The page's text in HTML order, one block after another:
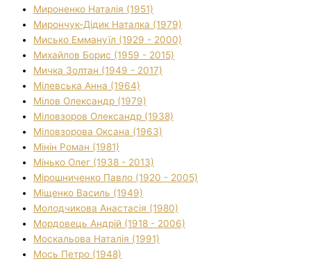
Мироненко Наталія (1951)
Мирончук-Дідик Наталка (1979)
Мисько Еммануїл (1929 - 2000)
Михайлов Борис (1959 - 2015)
Мичка Золтан (1949 - 2017)
Мілевська Анна (1964)
Мілов Олександр (1979)
Міловзоров Олександр (1938)
Міловзорова Оксана (1963)
Мінін Роман (1981)
Мінько Олег (1938 - 2013)
Мірошниченко Павло (1920 - 2005)
Міщенко Василь (1949)
Молодчикова Анастасія (1980)
Мордовець Андрій (1918 - 2006)
Москальова Наталія (1991)
Мось Петро (1948)